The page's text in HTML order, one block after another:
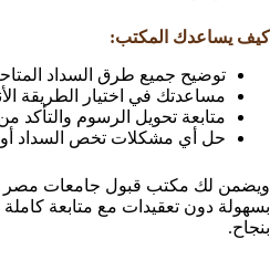
كيف يساعدك المكتب:
توضيح جميع طرق السداد
مساعدتك في اختيار الطريقة
متابعة تحويل الرسوم
حل أي مشكلات تخص السداد أو
ويضمن لك مكتب قبول جامعات مصر
بسهولة دون تعقيدات مع متابعة كاملة
بنجاح.